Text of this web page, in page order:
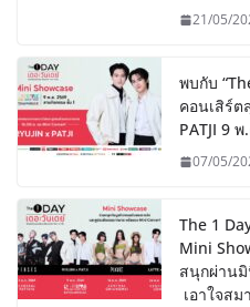
21/05/
พบกับ
คอนเสิร์ต
PATJI 9
07/05/
The 1
Mini
สนุกผ่าน
เอาใจส